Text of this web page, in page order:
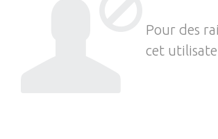
Pour des
cet